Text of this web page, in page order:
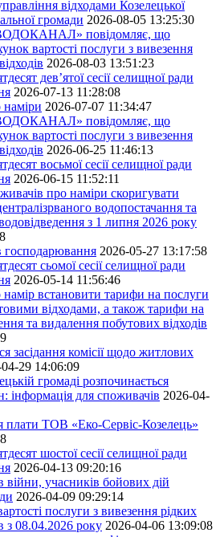
відходами Козелецької
громади 2026-08-05 13:25:30
повідомляє, що
вартості послуги з вивезення
2026-08-03 13:51:23
дев’ятої сесії селищної ради
2026-07-13 11:28:08
2026-07-07 11:34:47
повідомляє, що
вартості послуги з вивезення
2026-06-25 11:46:13
восьмої сесії селищної ради
2026-06-15 11:52:11
про наміри скоригувати
водопостачання та
з 1 липня 2026 року
господарювання 2026-05-27 13:17:58
сьомої сесії селищної ради
2026-05-14 11:56:46
встановити тарифи на послуги
відходами, а також тарифи на
та видалення побутових відходів
засідання комісії щодо житлових
29 14:06:09
громаді розпочинається
інформація для споживачів 2026-04-
ТОВ «Еко-Сервіс-Козелець»
шостої сесії селищної ради
2026-04-13 09:20:16
війни, учасників бойових дій
2026-04-09 09:29:14
послуги з вивезення рідких
з 08.04.2026 року 2026-04-06 13:09:08